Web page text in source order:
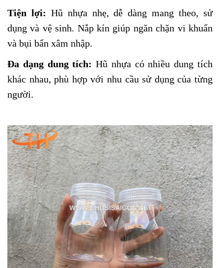
Tiện lợi: Hũ nhựa nhẹ, dễ dàng mang theo, sử
dụng và vệ sinh. Nắp kín giúp ngăn chặn vi khuẩn
và bụi bẩn xâm nhập.
Đa dạng dung tích: Hũ nhựa có nhiều dung tích
khác nhau, phù hợp với nhu cầu sử dụng của từng
người.